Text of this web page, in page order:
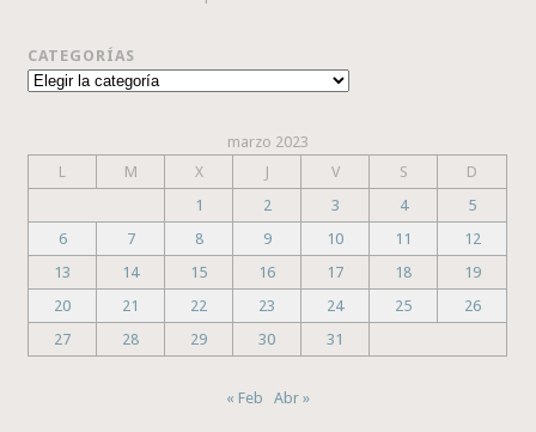
CATEGORÍAS
Categorías
marzo 2023
L
M X J V S
D
1
2 3 4
5
6
7 8 9 10 11
12
13
14 15 16 17 18
19
20
21 22 23 24 25
26
27
28 29 30 31
« Feb Abr »